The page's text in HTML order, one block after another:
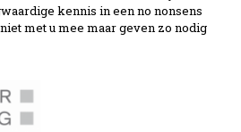
kennis in een no nonsens
met u mee maar geven zo nodig